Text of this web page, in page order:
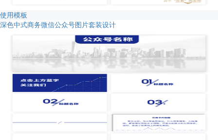
使用模板
深色中式商务微信公众号图片套装设计